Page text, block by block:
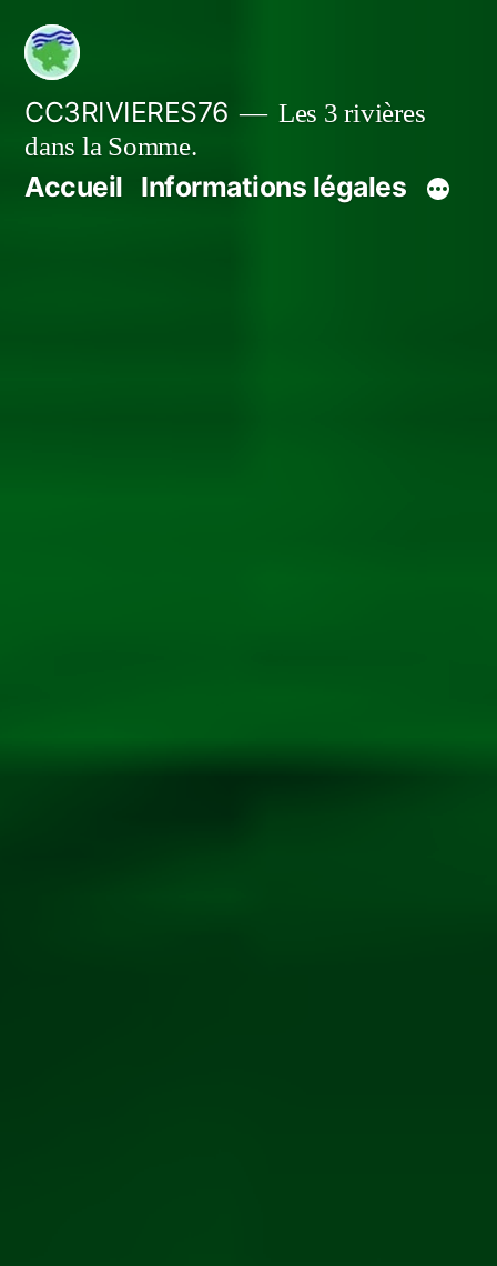
Aller
contenu
CC3RIVIERES76
Les 3 rivières
dans la Somme.
Accueil Informations légales